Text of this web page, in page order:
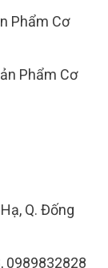
Phẩm Cơ
Phẩm Cơ
Q. Đống
0989832828